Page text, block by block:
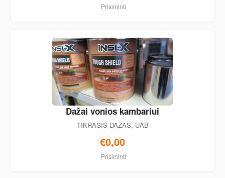
Prisiminti
Dažai vonios kambariui
TIKRASIS DAŽAS, UAB
€0,00
Prisiminti